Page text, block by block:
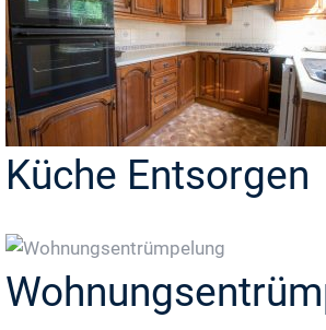
Küche Entsorgen